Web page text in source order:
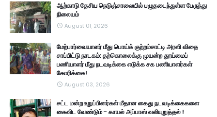
ஆற்காடு தேசிய நெடுஞ்சாலையில் பழுதடைந்துள்ள பேருந்து
நிலையம்
August 01, 2026
மேற்பார்வையாளர் மீது பொய்க் குற்றம்சாட்டி அரளி விதை
சாப்பிட்டு நாடகம்: தற்கொலைக்கு முயன்ற தூய்மைப்
பணியாளர் மீது நடவடிக்கை எடுக்க சக பணியாளர்கள்
கோரிக்கை!
August 03, 2026
சட்ட மன்ற உறுப்பினர்கள் மீதான கைது நடவடிக்கைகளை
கைவிட வேண்டும் - காயல் அப்பாஸ் வலியுறுத்தல் !